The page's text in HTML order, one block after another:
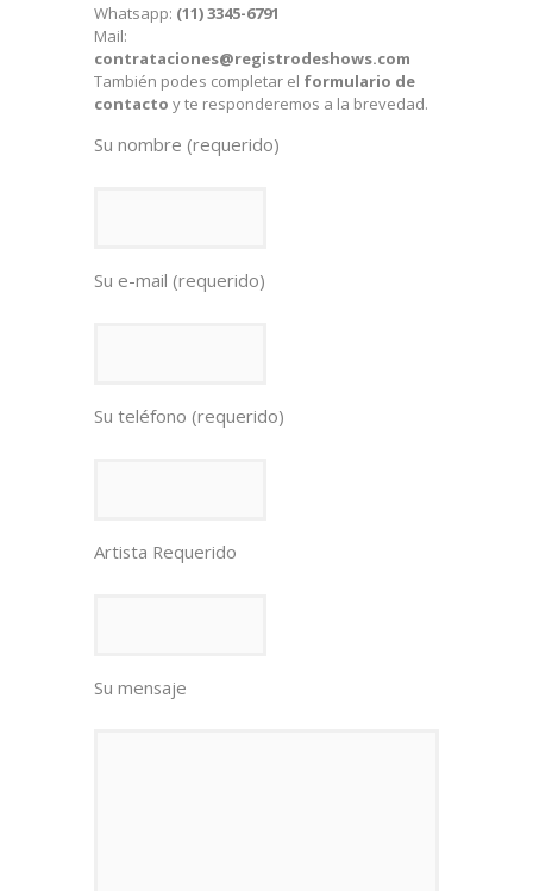
Whatsapp: (11) 3345-6791
Mail:
contrataciones@registrodeshows.com
También podes completar el formulario de
contacto y te responderemos a la brevedad.
Su nombre (requerido)
Su e-mail (requerido)
Su teléfono (requerido)
Artista Requerido
Su mensaje